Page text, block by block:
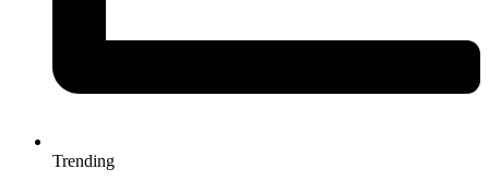
Trending